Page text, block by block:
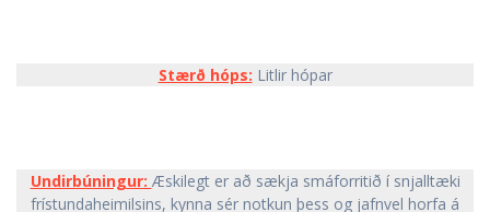
Stærð hóps: Litlir hópar
Undirbúningur: Æskilegt er að sækja smáforritið í snjalltæki
frístundaheimilsins, kynna sér notkun þess og jafnvel horfa á